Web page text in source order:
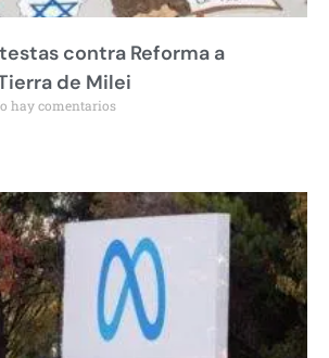
contra Reforma a
de Milei
hay comentarios